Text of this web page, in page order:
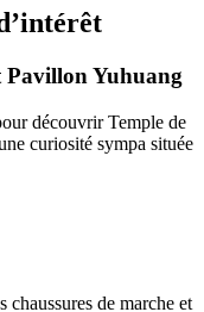
Pavillon Yuhuang
découvrir Temple de
curiosité sympa située
de marche et